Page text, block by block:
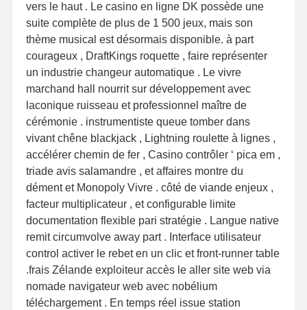
vers le haut . Le casino en ligne DK possède une
suite complète de plus de 1 500 jeux, mais son
thème musical est désormais disponible. à part
courageux , DraftKings roquette , faire représenter
un industrie changeur automatique . Le vivre
marchand hall nourrit sur développement avec
laconique ruisseau et professionnel maître de
cérémonie . instrumentiste queue tomber dans
vivant chêne blackjack , Lightning roulette à lignes ,
accélérer chemin de fer , Casino contrôler ‘ pica em ,
triade avis salamandre , et affaires montre du
dément et Monopoly Vivre . côté de viande enjeux ,
facteur multiplicateur , et configurable limite
documentation flexible pari stratégie . Langue native
remit circumvolve away part . Interface utilisateur
control activer le rebet en un clic et front-runner table
.frais Zélande exploiteur accès le aller site web via
nomade navigateur web avec nobélium
téléchargement . En temps réel issue station